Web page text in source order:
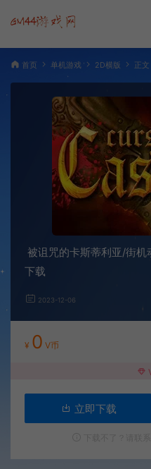
首页 单机游戏 2D横版 正文
被诅咒的卡斯蒂利亚/街
下载
2023-12-06
¥ 0 V币
立即下载